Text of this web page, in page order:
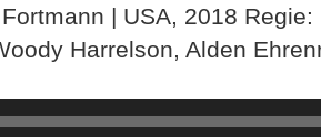
| USA, 2018
Harrelson, Alden